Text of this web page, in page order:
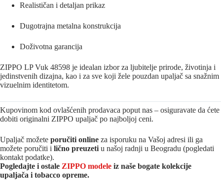
Realističan i detaljan prikaz
Dugotrajna metalna konstrukcija
Doživotna garancija
ZIPPO LP Vuk 48598 je idealan izbor za ljubitelje prirode, životinja i
jedinstvenih dizajna, kao i za sve koji žele pouzdan upaljač sa snažnim
vizuelnim identitetom.
Kupovinom kod ovlašćenih prodavaca poput nas – osiguravate da ćete
dobiti originalni ZIPPO upaljač po najboljoj ceni.
Upaljač možete poručiti online za isporuku na Vašoj adresi ili ga
možete poručiti i lično preuzeti u našoj radnji u Beogradu (pogledati
kontakt podatke).
Pogledajte i ostale ZIPPO modele iz naše bogate kolekcije
upaljača i tobacco opreme.